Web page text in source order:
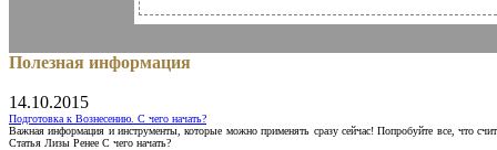
Полезная информация
14.10.2015
Подготовка к Вознесению. С чего начать?
Важная информация и инструменты, которые можно применять сразу сейчас! Попробуйте все, что
Статья Лизы Ренее С чего начать?